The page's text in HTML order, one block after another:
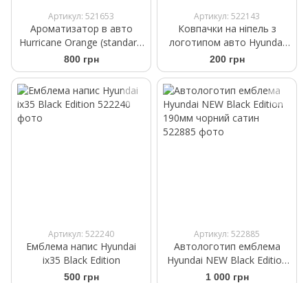
Артикул: 521653
Ароматизатор в авто
Hurricane Orange (standart)
Аромасаше на дефлектор
800 грн
Артикул: 522143
Ковпачки на ніпель з
логотипом авто Hyundai
чорного кольору
200 грн
Артикул: 522240
Емблема напис Hyundai
ix35 Black Edition
500 грн
Артикул: 522885
Автологотип емблема
Hyundai NEW Black Edition
190мм чорний сатин
1 000 грн